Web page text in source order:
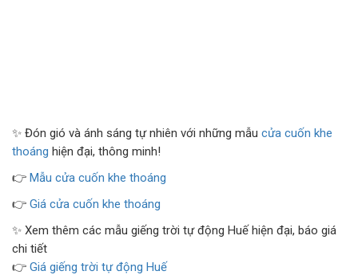
✨ Đón gió và ánh sáng tự nhiên với những mẫu cửa cuốn khe
thoáng hiện đại, thông minh!
👉 Mẫu cửa cuốn khe thoáng
👉 Giá cửa cuốn khe thoáng
✨ Xem thêm các mẫu giếng trời tự động Huế hiện đại, báo giá
chi tiết
👉 Giá giếng trời tự động Huế